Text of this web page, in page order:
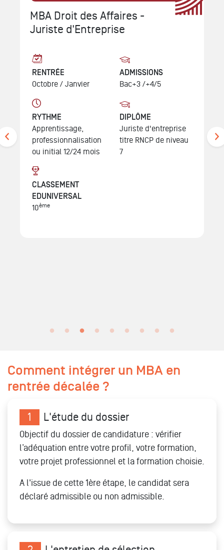
MBA Droit des Affaires -
Juriste d'Entreprise
RENTRÉE
Octobre / Janvier
ADMISSIONS
Bac+3 /+4/5
RYTHME
Apprentissage,
professionnalisation
ou initial 12/24 mois
DIPLÔME
Juriste d'entreprise
titre RNCP de niveau
7
CLASSEMENT
EDUNIVERSAL
10ème
Comment intégrer un MBA en
rentrée décalée ?
1 L'étude du dossier
Objectif du dossier de candidature : vérifier
l’adéquation entre votre profil, votre formation,
votre projet professionnel et la formation choisie.
A l'issue de cette 1ère étape, le candidat sera
déclaré admissible ou non admissible.